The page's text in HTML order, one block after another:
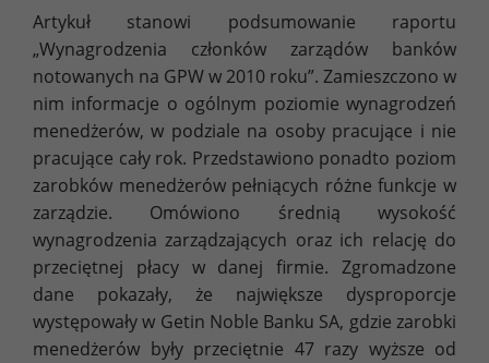
Artykuł stanowi podsumowanie raportu
„Wynagrodzenia członków zarządów banków
notowanych na GPW w 2010 roku”. Zamieszczono w
nim informacje o ogólnym poziomie wynagrodzeń
menedżerów, w podziale na osoby pracujące i nie
pracujące cały rok. Przedstawiono ponadto poziom
zarobków menedżerów pełniących różne funkcje w
zarządzie. Omówiono średnią wysokość
wynagrodzenia zarządzających oraz ich relację do
przeciętnej płacy w danej firmie. Zgromadzone
dane pokazały, że największe dysproporcje
występowały w Getin Noble Banku SA, gdzie zarobki
menedżerów były przeciętnie 47 razy wyższe od